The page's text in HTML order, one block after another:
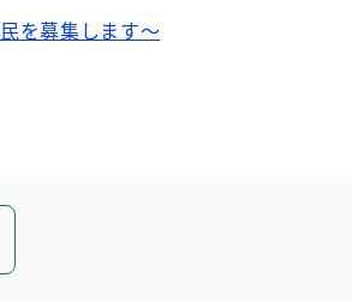
を募集します～